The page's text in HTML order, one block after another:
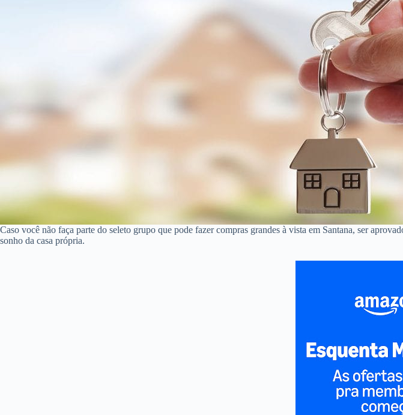
Caso você não faça parte do seleto grupo que pode fazer compras grandes à vista em Santana, ser
sonho da casa própria.